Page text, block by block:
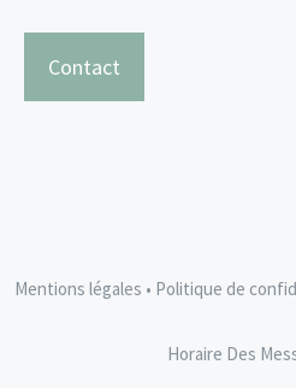
Contact
Mentions légales • Politique de
Horaire Des